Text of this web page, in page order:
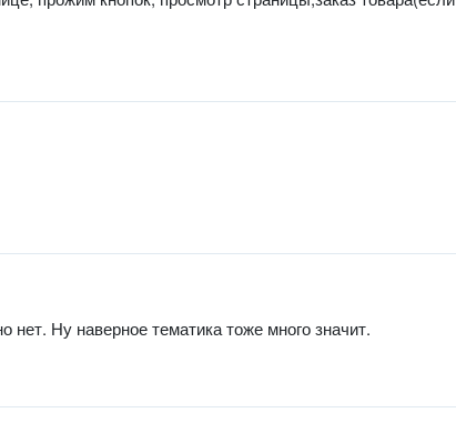
нет. Ну наверное тематика тоже много значит.